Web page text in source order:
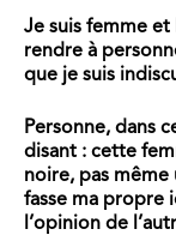
Je suis femme et
rendre à
que je suis
Personne, dans
disant : cette
noire, pas
fasse ma propre
l’opinion de